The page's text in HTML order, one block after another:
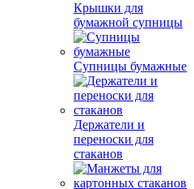
Крышки для
бумажной супницы
Супницы бумажные
Держатели и
переноски для
стаканов